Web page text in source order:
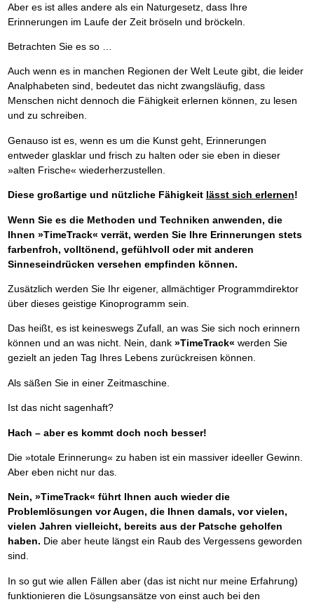
Aber es ist alles andere als ein Naturgesetz, dass Ihre
Erinnerungen im Laufe der Zeit bröseln und bröckeln.
Betrachten Sie es so …
Auch wenn es in manchen Regionen der Welt Leute gibt, die leider
Analphabeten sind, bedeutet das nicht zwangsläufig, dass
Menschen nicht dennoch die Fähigkeit erlernen können, zu lesen
und zu schreiben.
Genauso ist es, wenn es um die Kunst geht, Erinnerungen
entweder glasklar und frisch zu halten oder sie eben in dieser
»alten Frische« wiederherzustellen.
Diese großartige und nützliche Fähigkeit lässt sich erlernen!
Wenn Sie es die Methoden und Techniken anwenden, die
Ihnen »TimeTrack« verrät, werden Sie Ihre Erinnerungen stets
farbenfroh, volltönend, gefühlvoll oder mit anderen
Sinneseindrücken versehen empfinden können.
Zusätzlich werden Sie Ihr eigener, allmächtiger Programmdirektor
über dieses geistige Kinoprogramm sein.
Das heißt, es ist keineswegs Zufall, an was Sie sich noch erinnern
können und an was nicht. Nein, dank »TimeTrack« werden Sie
gezielt an jeden Tag Ihres Lebens zurückreisen können.
Als säßen Sie in einer Zeitmaschine.
Ist das nicht sagenhaft?
Hach – aber es kommt doch noch besser!
Die »totale Erinnerung« zu haben ist ein massiver ideeller Gewinn.
Aber eben nicht nur das.
Nein, »TimeTrack« führt Ihnen auch wieder die
Problemlösungen vor Augen, die Ihnen damals, vor vielen,
vielen Jahren vielleicht, bereits aus der Patsche geholfen
haben. Die aber heute längst ein Raub des Vergessens geworden
sind.
In so gut wie allen Fällen aber (das ist nicht nur meine Erfahrung)
funktionieren die Lösungsansätze von einst auch bei den